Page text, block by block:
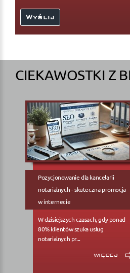
CIEKAWOSTKI Z
Pozycjonowanie dla kancelarii
notarialnych - skuteczna promocja
w internecie
W dzisiejszych czasach, gdy ponad
80% klientów szuka usług
notarialnych pr...
więcej